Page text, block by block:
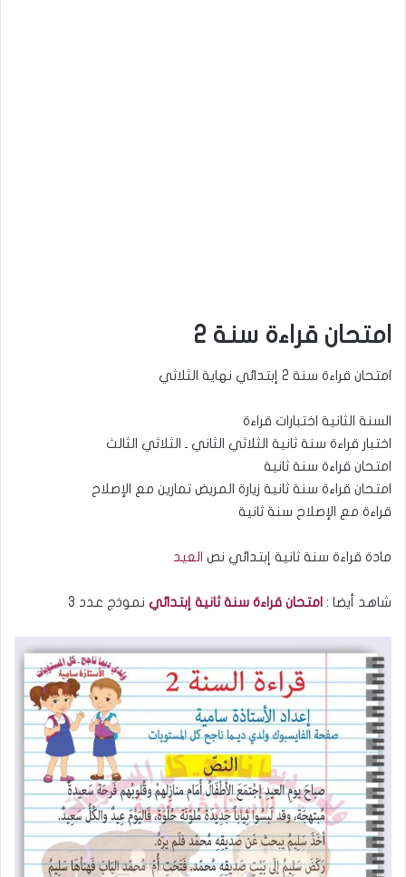
امتحان قراءة سنة 2
امتحان قراءة سنة 2 إبتدائي نهاية الثلاثي
السنة الثانية اختبارات قراءة
اختبار قراءة سنة ثانية الثلاثي الثاني ـ الثلاثي الثالث
امتحان قراءة سنة ثانية
امتحان قراءة سنة ثانية زيارة المريض تمارين مع الإصلاح
قراءة مع الإصلاح سنة ثانية
مادة قراءة سنة ثانية إبتدائي نص العيد
شاهد أيضا : امتحان قراءة سنة ثانية إبتدائي نموذج عدد 3